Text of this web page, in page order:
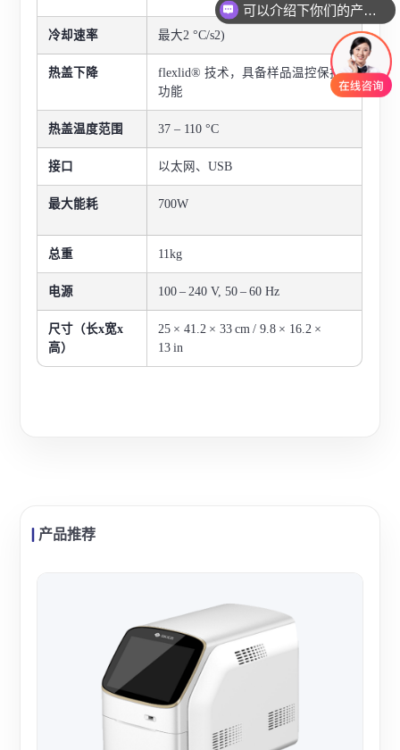
冷却速率 最大2 °C/s2)
热盖下降
flexlid® 技术，具备样品温控保护
功能
热盖温度范围 37 – 110 °C
接口 以太网、USB
最大能耗 700W
总重 11kg
电源 100 – 240 V, 50 – 60 Hz
尺寸（长x宽x
高）
25 × 41.2 × 33 cm / 9.8 × 16.2 ×
13 in
产品推荐